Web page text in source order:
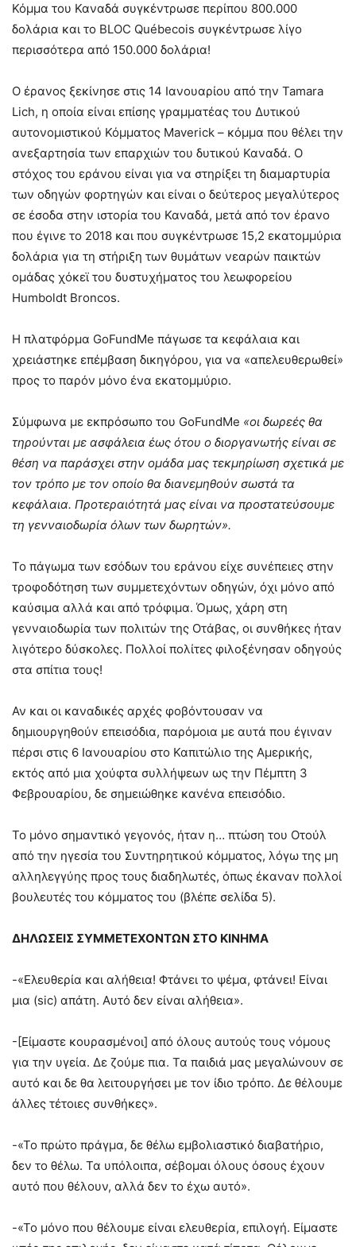
Κόμμα του Καναδά συγκέντρωσε περίπου 800.000
δολάρια και το BLOC Québecois συγκέντρωσε λίγο
περισσότερα από 150.000 δολάρια!
Ο έρανος ξεκίνησε στις 14 Ιανουαρίου από την Tamara
Lich, η οποία είναι επίσης γραμματέας του Δυτικού
αυτονομιστικού Κόμματος Maverick – κόμμα που θέλει την
ανεξαρτησία των επαρχιών του δυτικού Καναδά. Ο
στόχος του εράνου είναι για να στηρίξει τη διαμαρτυρία
των οδηγών φορτηγών και είναι ο δεύτερος μεγαλύτερος
σε έσοδα στην ιστορία του Καναδά, μετά από τον έρανο
που έγινε το 2018 και που συγκέντρωσε 15,2 εκατομμύρια
δολάρια για τη στήριξη των θυμάτων νεαρών παικτών
ομάδας χόκεϊ του δυστυχήματος του λεωφορείου
Humboldt Broncos.
Η πλατφόρμα GoFundMe πάγωσε τα κεφάλαια και
χρειάστηκε επέμβαση δικηγόρου, για να «απελευθερωθεί»
προς το παρόν μόνο ένα εκατομμύριο.
Σύμφωνα με εκπρόσωπο του GoFundMe «οι δωρεές θα
τηρούνται με ασφάλεια έως ότου ο διοργανωτής είναι σε
θέση να παράσχει στην ομάδα μας τεκμηρίωση σχετικά με
τον τρόπο με τον οποίο θα διανεμηθούν σωστά τα
κεφάλαια. Προτεραιότητά μας είναι να προστατεύσουμε
τη γενναιοδωρία όλων των δωρητών».
Το πάγωμα των εσόδων του εράνου είχε συνέπειες στην
τροφοδότηση των συμμετεχόντων οδηγών, όχι μόνο από
καύσιμα αλλά και από τρόφιμα. Όμως, χάρη στη
γενναιοδωρία των πολιτών της Οτάβας, οι συνθήκες ήταν
λιγότερο δύσκολες. Πολλοί πολίτες φιλοξένησαν οδηγούς
στα σπίτια τους!
Αν και οι καναδικές αρχές φοβόντουσαν να
δημιουργηθούν επεισόδια, παρόμοια με αυτά που έγιναν
πέρσι στις 6 Ιανουαρίου στο Καπιτώλιο της Αμερικής,
εκτός από μια χούφτα συλλήψεων ως την Πέμπτη 3
Φεβρουαρίου, δε σημειώθηκε κανένα επεισόδιο.
Το μόνο σημαντικό γεγονός, ήταν η… πτώση του Οτούλ
από την ηγεσία του Συντηρητικού κόμματος, λόγω της μη
αλληλεγγύης προς τους διαδηλωτές, όπως έκαναν πολλοί
βουλευτές του κόμματος του (βλέπε σελίδα 5).
ΔΗΛΩΣΕΙΣ ΣΥΜΜΕΤΕΧΟΝΤΩΝ ΣΤΟ ΚΙΝΗΜΑ
-«Ελευθερία και αλήθεια! Φτάνει το ψέμα, φτάνει! Είναι
μια (sic) απάτη. Αυτό δεν είναι αλήθεια».
-[Είμαστε κουρασμένοι] από όλους αυτούς τους νόμους
για την υγεία. Δε ζούμε πια. Τα παιδιά μας μεγαλώνουν σε
αυτό και δε θα λειτουργήσει με τον ίδιο τρόπο. Δε θέλουμε
άλλες τέτοιες συνθήκες».
-«Το πρώτο πράγμα, δε θέλω εμβολιαστικό διαβατήριο,
δεν το θέλω. Τα υπόλοιπα, σέβομαι όλους όσους έχουν
αυτό που θέλουν, αλλά δεν το έχω αυτό».
-«Το μόνο που θέλουμε είναι ελευθερία, επιλογή. Είμαστε